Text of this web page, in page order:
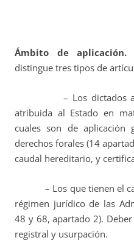
Ámbito de aplicación.
distingue tres tipos de
– Los dictados al
atribuida al Estado en
cuales son de aplicación
derechos forales (14
caudal hereditario, y
– Los que tienen el
régimen jurídico de las
48 y 68, apartado 2).
registral y usurpación.